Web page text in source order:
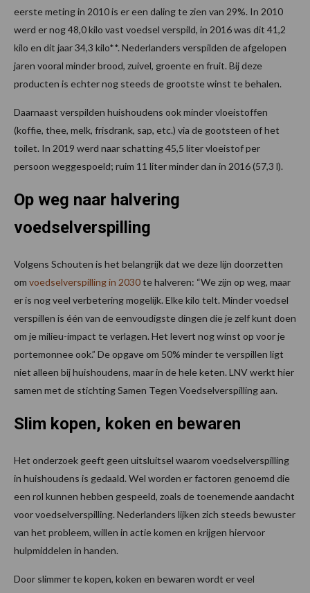
eerste meting in 2010 is er een daling te zien van 29%. In 2010
werd er nog 48,0 kilo vast voedsel verspild, in 2016 was dit 41,2
kilo en dit jaar 34,3 kilo**. Nederlanders verspilden de afgelopen
jaren vooral minder brood, zuivel, groente en fruit. Bij deze
producten is echter nog steeds de grootste winst te behalen.
Daarnaast verspilden huishoudens ook minder vloeistoffen
(koffie, thee, melk, frisdrank, sap, etc.) via de gootsteen of het
toilet. In 2019 werd naar schatting 45,5 liter vloeistof per
persoon weggespoeld; ruim 11 liter minder dan in 2016 (57,3 l).
Op weg naar halvering
voedselverspilling
Volgens Schouten is het belangrijk dat we deze lijn doorzetten
om voedselverspilling in 2030te halveren: “We zijn op weg, maar
er is nog veel verbetering mogelijk. Elke kilo telt. Minder voedsel
verspillen is één van de eenvoudigste dingen die je zelf kunt doen
om je milieu-impact te verlagen. Het levert nog winst op voor je
portemonnee ook.” De opgave om 50% minder te verspillen ligt
niet alleen bij huishoudens, maar in de hele keten. LNV werkt hier
samen met de stichting Samen Tegen Voedselverspilling aan.
Slim kopen, koken en bewaren
Het onderzoek geeft geen uitsluitsel waarom voedselverspilling
in huishoudens is gedaald. Wel worden er factoren genoemd die
een rol kunnen hebben gespeeld, zoals de toenemende aandacht
voor voedselverspilling. Nederlanders lijken zich steeds bewuster
van het probleem, willen in actie komen en krijgen hiervoor
hulpmiddelen in handen.
Door slimmer te kopen, koken en bewaren wordt er veel